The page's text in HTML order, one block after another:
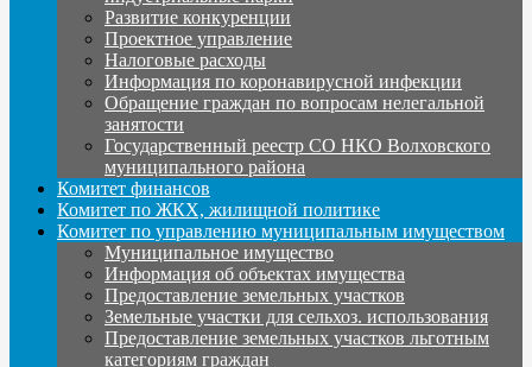
Развитие конкуренции
Проектное управление
Налоговые расходы
Информация по коронавирусной инфекции
Обращение граждан по вопросам нелегальной
занятости
Государственный реестр СО НКО Волховского
муниципального района
Комитет финансов
Комитет по ЖКХ, жилищной политике
Комитет по управлению муниципальным имуществом
Муниципальное имущество
Информация об объектах имущества
Предоставление земельных участков
Земельные участки для сельхоз. использования
Предоставление земельных участков льготным
категориям граждан